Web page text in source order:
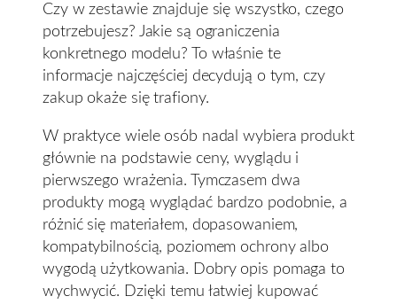
Czy w zestawie znajduje się wszystko, czego
potrzebujesz? Jakie są ograniczenia
konkretnego modelu? To właśnie te
informacje najczęściej decydują o tym, czy
zakup okaże się trafiony.
W praktyce wiele osób nadal wybiera produkt
głównie na podstawie ceny, wyglądu i
pierwszego wrażenia. Tymczasem dwa
produkty mogą wyglądać bardzo podobnie, a
różnić się materiałem, dopasowaniem,
kompatybilnością, poziomem ochrony albo
wygodą użytkowania. Dobry opis pomaga to
wychwycić. Dzięki temu łatwiej kupować